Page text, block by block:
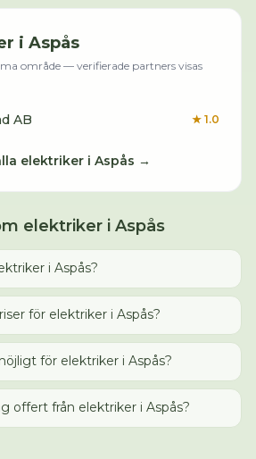
i Aspås
område — verifierade partners visas
AB ★ 1.0
elektrikeri Aspås →
elektriker i Aspås
i Aspås?
för elektriker i Aspås?
för elektriker i Aspås?
offert från elektriker i Aspås?